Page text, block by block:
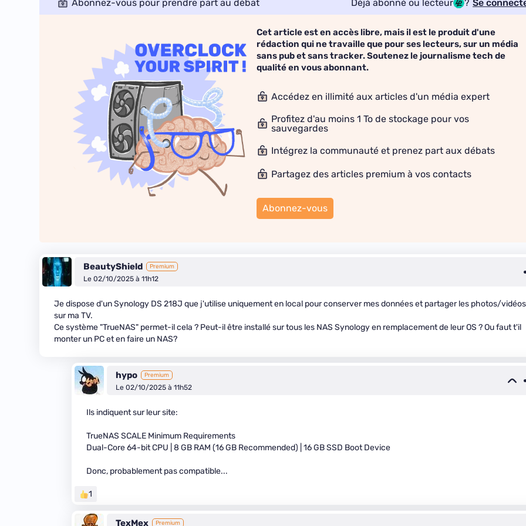
Abonnez-vous pour prendre part au débat Déjà abonné ou lecteur ? Se
Cet article est en accès libre, mais il est le produit d'une
rédaction qui ne travaille que pour ses lecteurs, sur un média
sans pub et sans tracker. Soutenez le journalisme tech de
qualité en vous abonnant.
Accédez en illimité aux articles d'un média expert
Profitez d'au moins 1 To de stockage pour vos
sauvegardes
Intégrez la communauté et prenez part aux débats
Partagez des articles premium à vos contacts
Abonnez-vous
BeautyShield Premium
Le 02/10/2025 à 11h12
Je dispose d'un Synology DS 218J que j'utilise uniquement en local pour conserver mes données et partager les photos/vidéos
sur ma TV.
Ce système "TrueNAS" permet-il cela ? Peut-il être installé sur tous les NAS Synology en remplacement de leur OS ? Ou faut t'il
monter un PC et en faire un NAS?
hypo Premium
Le 02/10/2025 à 11h52
Ils indiquent sur leur site:
TrueNAS SCALE Minimum Requirements
Dual-Core 64-bit CPU | 8 GB RAM (16 GB Recommended) | 16 GB SSD Boot Device
Donc, probablement pas compatible...
1
TexMex Premium